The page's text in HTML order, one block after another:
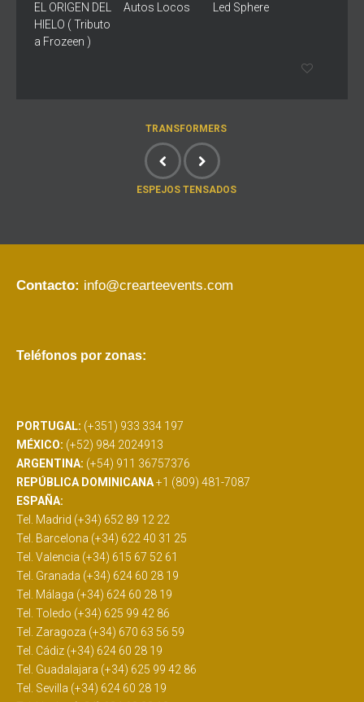
EL ORIGEN DEL
HIELO ( Tributo
a Frozeen )
Autos Locos Led Sphere
TRANSFORMERS
ESPEJOS TENSADOS
Contacto: info@crearteevents.com
Teléfonos por zonas:
PORTUGAL: (+351) 933 334 197
MÉXICO: (+52) 984 2024913
ARGENTINA: (+54) 911 36757376
REPÚBLICA DOMINICANA+1 (809) 481-7087
ESPAÑA:
Tel. Madrid (+34) 652 89 12 22
Tel. Barcelona (+34) 622 40 31 25
Tel. Valencia (+34) 615 67 52 61
Tel. Granada (+34) 624 60 28 19
Tel. Málaga (+34) 624 60 28 19
Tel. Toledo (+34) 625 99 42 86
Tel. Zaragoza (+34) 670 63 56 59
Tel. Cádiz (+34) 624 60 28 19
Tel. Guadalajara (+34) 625 99 42 86
Tel. Sevilla (+34) 624 60 28 19